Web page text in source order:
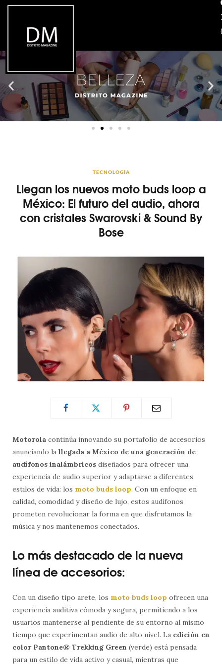
TECNOLOGÍA
Llegan los nuevos moto buds loop a
México: El futuro del audio, ahora
con cristales Swarovski & Sound By
Bose
Motorola continúa innovando su portafolio de accesorios
anunciando la llegada a México de una generación de
audífonos inalámbricos diseñados para ofrecer una
experiencia de audio superior y adaptarse a diferentes
estilos de vida: los moto buds loop. Con un enfoque en
calidad, comodidad y diseño de lujo, estos audífonos
prometen revolucionar la forma en que disfrutamos la
música y nos mantenemos conectados.
Lo más destacado de la nueva
línea de accesorios:
Con un diseño tipo arete, los moto buds loop ofrecen una
experiencia auditiva cómoda y segura, permitiendo a los
usuarios mantenerse al pendiente de su entorno al mismo
tiempo que experimentan audio de alto nivel. La edición en
color Pantone® Trekking Green (verde) está pensada
para un estilo de vida activo y casual, mientras que